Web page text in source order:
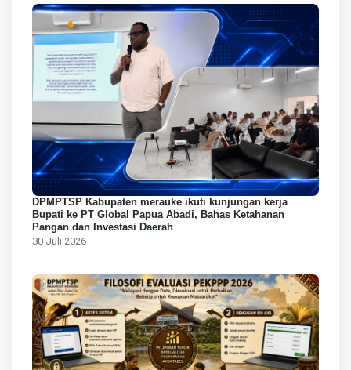
DPMPTSP Kabupaten merauke ikuti kunjungan kerja
Bupati ke PT Global Papua Abadi, Bahas Ketahanan
Pangan dan Investasi Daerah
30 Juli 2026